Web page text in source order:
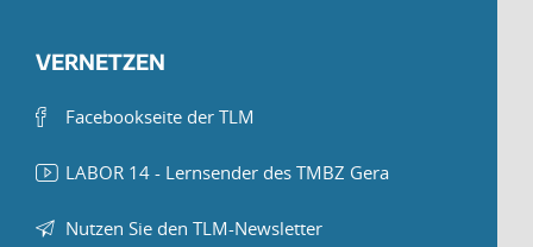
VERNETZEN
Facebookseite der TLM
LABOR 14 - Lernsender des TMBZ Gera
Nutzen Sie den TLM-Newsletter